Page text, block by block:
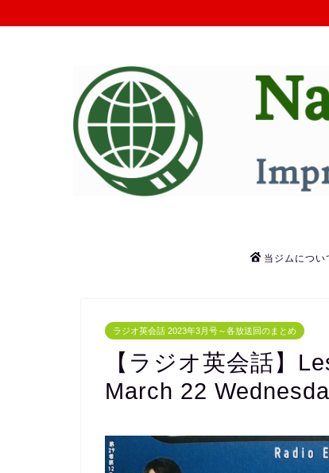
当ジムについ
ラジオ英会話 2023年3月号～各放送回のまとめ
【ラジオ英会話】
March 22